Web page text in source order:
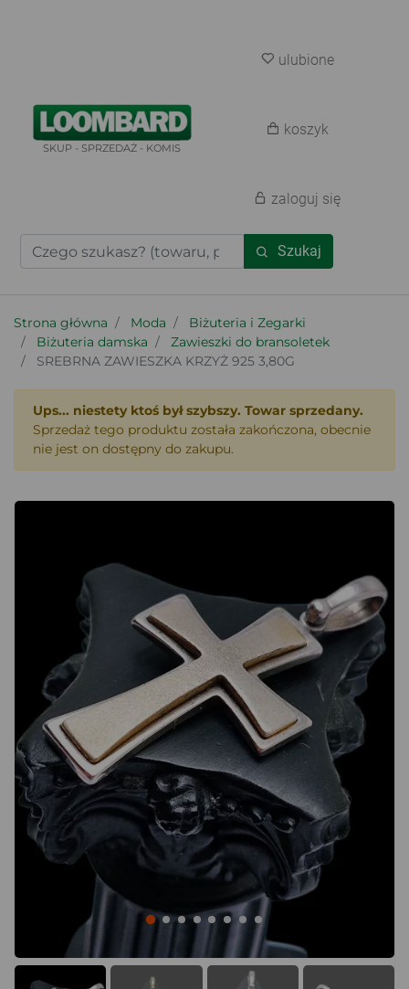
SKUP - SPRZEDAŻ - KOMIS
Szukaj
ulubione
koszyk
zaloguj się
Strona główna Moda
Biżuteria i Zegarki
Biżuteria damska
Zawieszki do bransoletek
SREBRNA ZAWIESZKA KRZYŻ 925 3,80G
Ups... niestety ktoś był szybszy. Towar sprzedany.
Sprzedaż tego produktu została zakończona, obecnie
nie jest on dostępny do zakupu.